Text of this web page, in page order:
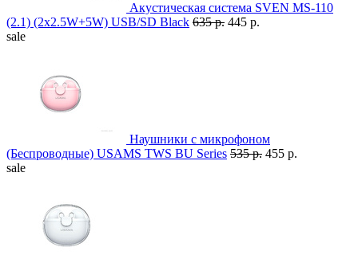
Акустическая система SVEN MS-110
(2.1) (2x2.5W+5W) USB/SD Black 635 р. 445 р.
sale
Наушники с микрофоном
(Беспроводные) USAMS TWS BU Series 535 р. 455 р.
sale